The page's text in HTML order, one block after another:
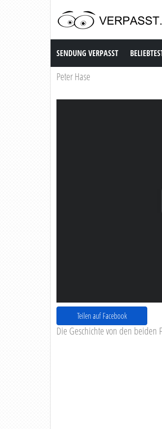
Sendung Verpasst
SENDUNG VERPASST
Peter Hase
Teilen auf Facebook
Die Geschichte von den beiden